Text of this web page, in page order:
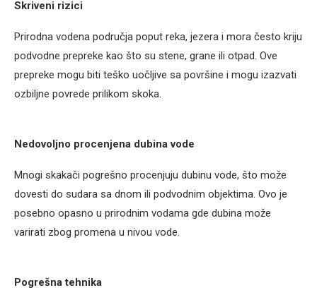
Skriveni rizici
Prirodna vodena područja poput reka, jezera i mora često kriju
podvodne prepreke kao što su stene, grane ili otpad. Ove
prepreke mogu biti teško uočljive sa površine i mogu izazvati
ozbiljne povrede prilikom skoka.
Nedovoljno procenjena dubina vode
Mnogi skakači pogrešno procenjuju dubinu vode, što može
dovesti do sudara sa dnom ili podvodnim objektima. Ovo je
posebno opasno u prirodnim vodama gde dubina može
varirati zbog promena u nivou vode.
Pogrešna tehnika